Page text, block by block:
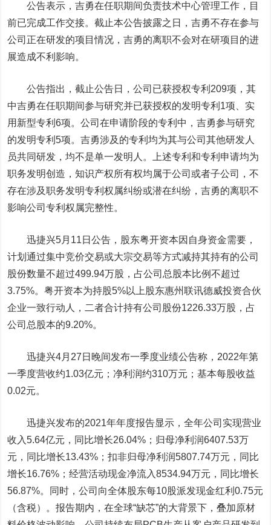
公告表示，吉勇在任职期间负责技术中心管理工作，目
前已完成工作交接。截止本公告披露之日，吉勇不存在参与
公司正在研发的项目情况，吉勇的离职不会对在研项目的进
展造成不利影响。
公告指出，截止公告日，公司已获授权专利209项，其
中吉勇在任职期间参与研究并已获授权的发明专利1项、实
用新型专利6项。公司在申请阶段的专利中，吉勇参与研究
的发明专利5项。吉勇涉及的专利均为其与公司其他研发人
员共同研发，均不是单一发明人。上述专利和专利申请均为
职务发明创造，知识产权所有权均属于公司或者子公司，不
存在涉及职务发明专利权属纠纷或潜在纠纷，吉勇的离职不
影响公司专利权属完整性。
迅捷兴5月11日公告，股东粤开资本因自身资金需要，
计划通过集中竞价交易或大宗交易等方式减持其持有的公司
股份数量不超过499.94万股，占公司总股本比例不超过
3.75%。粤开资本为持股5%以上股东惠州联讯德威投资合伙
企业一致行动人，二者合计持有公司股份1226.33万股，占
公司总股本的9.20%。
迅捷兴4月27日晚间发布一季度业绩公告称，2022年第
一季度营收约1.03亿元；净利润约310万元；基本每股收益
0.02元。
迅捷兴发布的2021年年度报告显示，全年公司实现营业
收入5.64亿元，同比增长26.04%；归母净利润6407.53万
元，同比增长13.43%；扣非归母净利润5807.74万元，同比
增长16.76%；经营活动现金净流入8534.94万元，同比增长
56.87%。同时，公司向全体股东每10股派发现金红利0.75元
（含税）。报告期内，在全球“缺芯”的大背景下，叠加原材